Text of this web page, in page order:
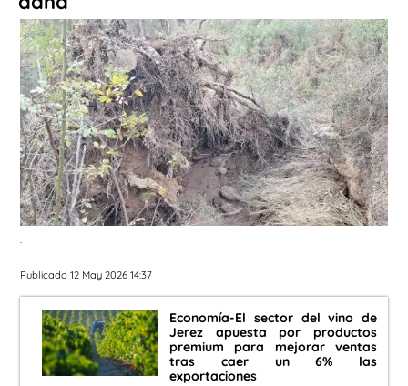
.
Publicado 12 May 2026 14:37
Economía-El sector del vino de
Jerez apuesta por productos
premium para mejorar ventas
tras caer un 6% las
exportaciones